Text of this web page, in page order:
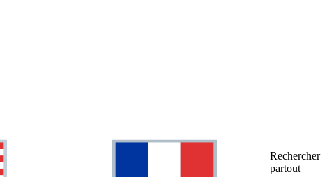
Rechercher
partout